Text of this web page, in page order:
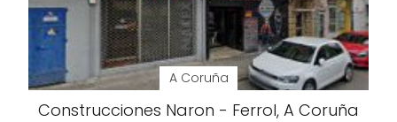
A Coruña
Construcciones Naron - Ferrol, A Coruña